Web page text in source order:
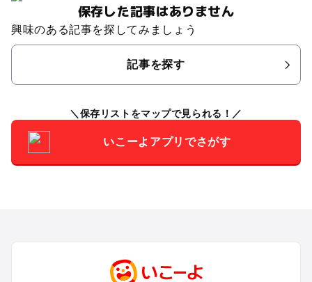
保存した記事はありません
興味のある記事を探してみましょう
記事を探す
保存リストをマップで見られる！
いこーよアプリでさがす